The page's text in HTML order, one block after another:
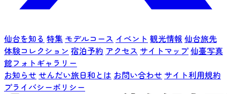
仙台を知る 特集 モデルコース イベント 観光情報 仙台旅先
体験コレクション 宿泊予約 アクセス サイトマップ仙臺写真
館フォトギャラリー
お知らせ せんだい旅日和とは お問い合わせ サイト利用規約
プライバシーポリシー